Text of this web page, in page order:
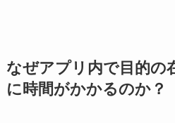
なぜアプリ内で目的の
に時間がかかるのか？